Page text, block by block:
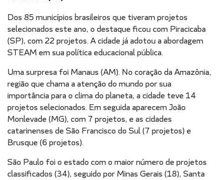
Dos 85 municípios brasileiros que tiveram projetos
selecionados este ano, o destaque ficou com Piracicaba
(SP), com 22 projetos. A cidade já adotou a abordagem
STEAM em sua política educacional pública.
Uma surpresa foi Manaus (AM). No coração da Amazônia,
região que chama a atenção do mundo por sua
importância para o clima do planeta, a cidade teve 14
projetos selecionados. Em seguida aparecem João
Monlevade (MG), com 7 projetos, e as cidades
catarinenses de São Francisco do Sul (7 projetos) e
Brusque (6 projetos).
São Paulo foi o estado com o maior número de projetos
classificados (34), seguido por Minas Gerais (18), Santa